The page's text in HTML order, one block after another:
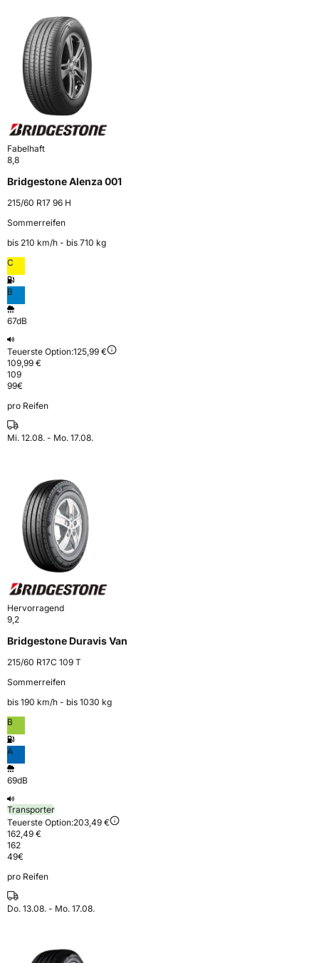
Fabelhaft
8,8
Bridgestone Alenza 001
215/60 R17 96 H
Sommerreifen
bis 210 km⁠/⁠h - bis 710 kg
C
B
67dB
Teuerste Option:125,99 €
109,99 €
109
99€
pro Reifen
Mi. 12.08. - Mo. 17.08.
Hervorragend
9,2
Bridgestone Duravis Van
215/60 R17C 109 T
Sommerreifen
bis 190 km⁠/⁠h - bis 1030 kg
B
A
69dB
Transporter
Teuerste Option:203,49 €
162,49 €
162
49€
pro Reifen
Do. 13.08. - Mo. 17.08.